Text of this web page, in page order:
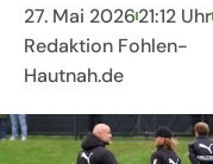
27. Mai 202621:12 Uhr
Redaktion Fohlen-
Hautnah.de